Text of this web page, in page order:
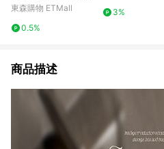
吸附鋪袋夾縫2025新
東森購物 ETMall
0.5%
3%
商品描述